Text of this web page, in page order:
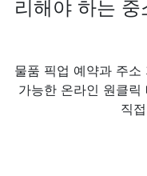
리해야 하는
물품 픽업 예약과 주소
가능한 온라인 원클
직